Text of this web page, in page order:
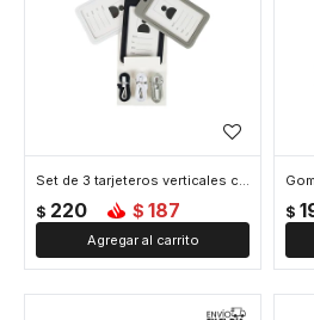
Set de 3 tarjeteros verticales con cordón
$ 220 $ 187 $